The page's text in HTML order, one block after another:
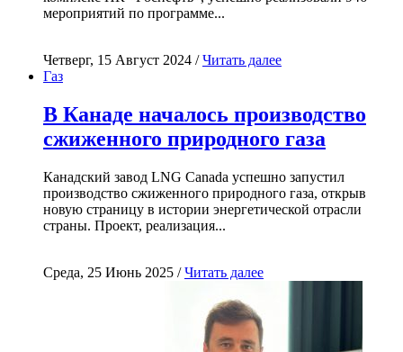
мероприятий по программе...
Четверг, 15 Август 2024 /Читать далее
Газ
В Канаде началось производство
сжиженного природного газа
Канадский завод LNG Canada успешно запустил
производство сжиженного природного газа, открыв
новую страницу в истории энергетической отрасли
страны. Проект, реализация...
Среда, 25 Июнь 2025 /Читать далее